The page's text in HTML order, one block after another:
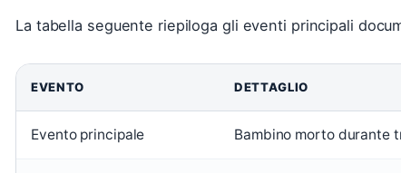
La tabella seguente riepiloga gli eventi principali
EVENTO DETTAGLIO
Evento principale Bambino morto durante